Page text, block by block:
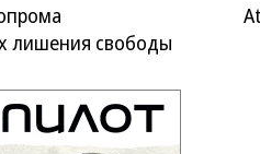
лишения свободы